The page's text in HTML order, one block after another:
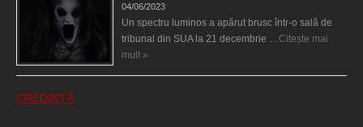
04/06/2023
Un spectru luminos a apărut brusc într-o sală de
tribunal din SUA la 21 decembrie …Citește mai
mult »
CREDINȚĂ